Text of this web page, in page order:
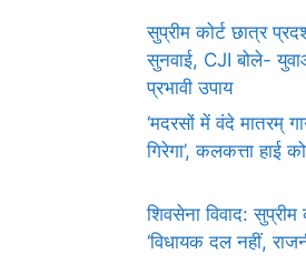
सुप्रीम कोर्ट छात्र
सुनवाई, CJI बोले-
प्रभावी उपाय
‘मदरसों में वंदे मातरम्
गिरेगा’, कलकत्ता हाई
शिवसेना विवाद: सुप्रीम
‘विधायक दल नहीं,